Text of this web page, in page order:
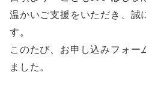
温かいご支援をいただき、誠
す。
このたび、お申し込みフォー
ました。